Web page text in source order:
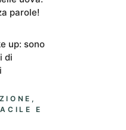
parole!
up: sono
di
,
E